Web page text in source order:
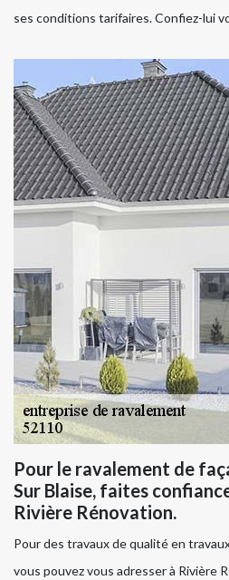
ses conditions tarifaires. Confiez-lui
Pour le ravalement de
Sur Blaise, faites
Rivière Rénovation.
Pour des travaux de qualité en
vous pouvez vous adresser à Rivière